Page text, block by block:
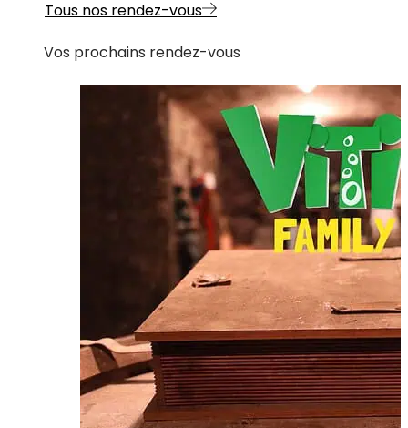
Tous nos rendez-vous
Vos prochains rendez-vous